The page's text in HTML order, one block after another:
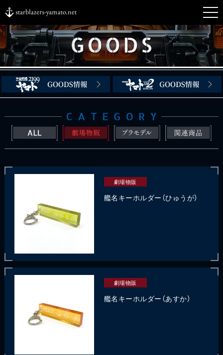
劇場物販
艦名キーホルダー（ひゅうが）
劇場物販
艦名キーホルダー（あすか）